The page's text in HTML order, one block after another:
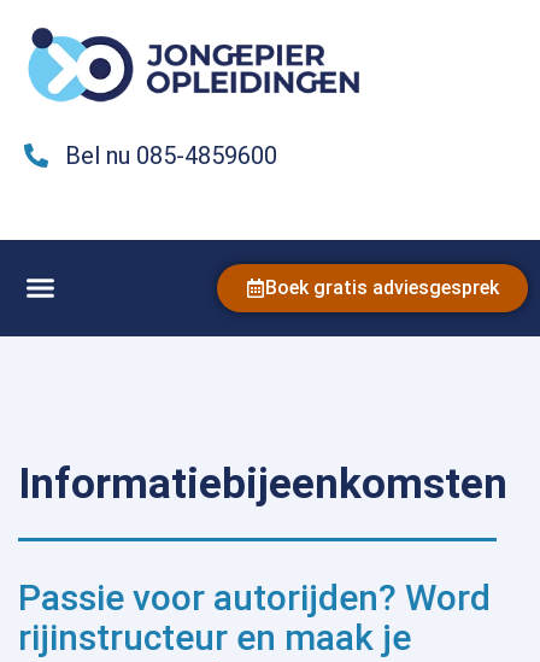
Bel nu 085-4859600
Boek gratis adviesgesprek
Informatiebijeenkomsten
Passie voor autorijden? Word
rijinstructeur en maak je